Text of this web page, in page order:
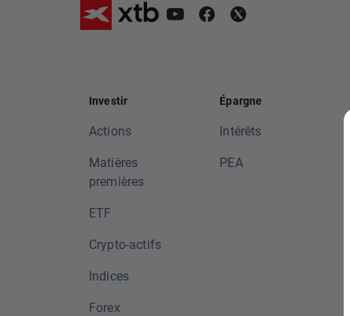
Investir
Actions
Matières
premières
ETF
Crypto-actifs
Indices
Forex
Épargne
Intérêts
PEA